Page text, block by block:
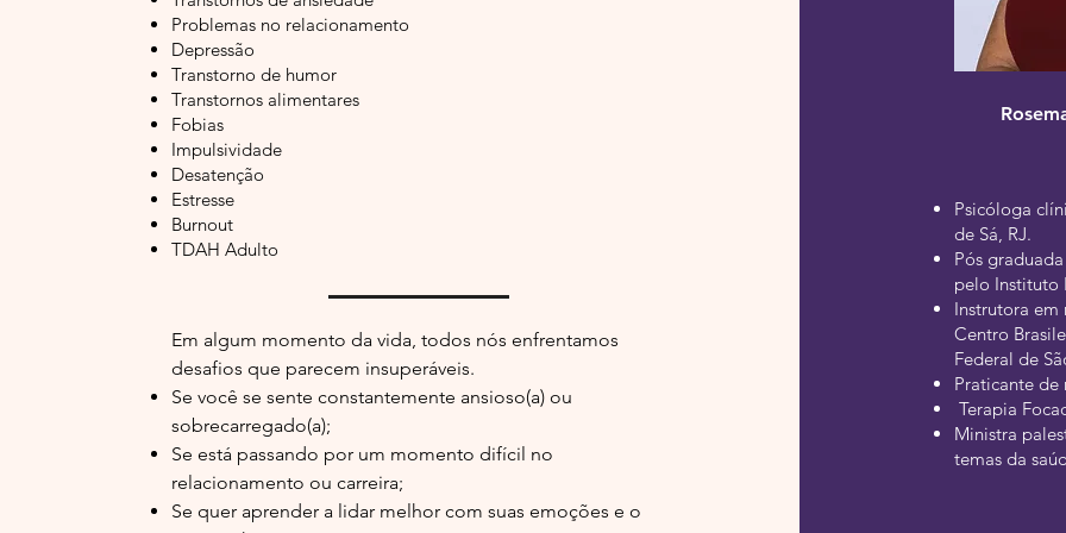
Problemas no relacionamento
Depressão
Transtorno de humor
Transtornos alimentares
Fobias
Impulsividade
Desatenção
Estresse
Burnout
TDAH Adulto
Em algum momento da vida, todos nós enfrentamos
desafios que parecem insuperáveis.
Se você se sente constantemente ansioso(a) ou
sobrecarregado(a);
Se está passando por um momento difícil no
relacionamento ou carreira;
Se quer aprender a lidar melhor com suas emoções e o
Psicóloga
de Sá, RJ.
Pós
pelo Instituto
Instrutora
Centro
Federal de
​Praticante
Terapia
Ministra
temas da